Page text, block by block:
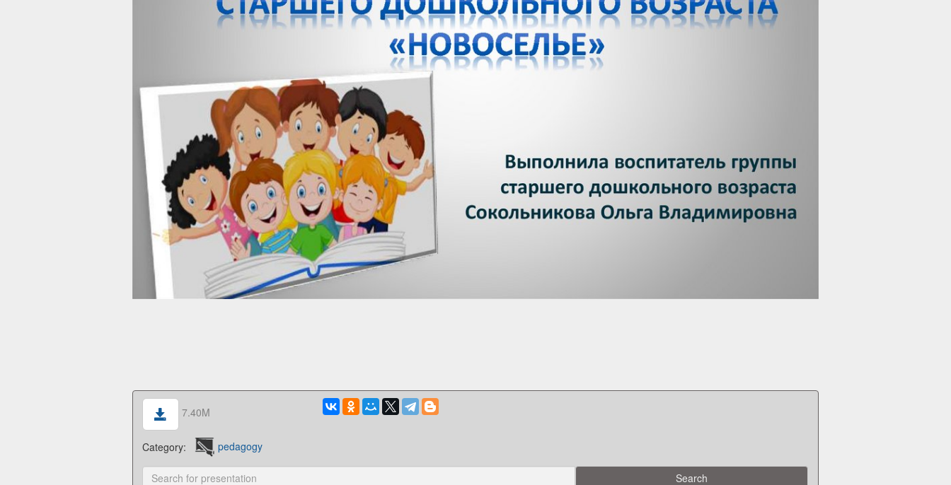
7.40M
Category: pedagogy